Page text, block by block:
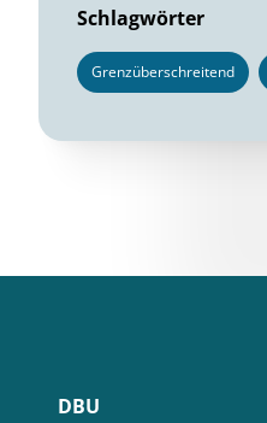
Schlagwörter
Grenzüberschreitend
DBU